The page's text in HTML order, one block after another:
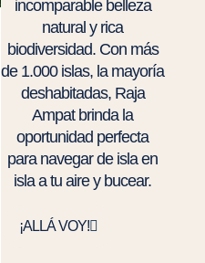
incomparable belleza
natural y rica
biodiversidad. Con más
de 1.000 islas, la mayoría
deshabitadas, Raja
Ampat brinda la
oportunidad perfecta
para navegar de isla en
isla a tu aire y bucear.
¡ALLÁ VOY!